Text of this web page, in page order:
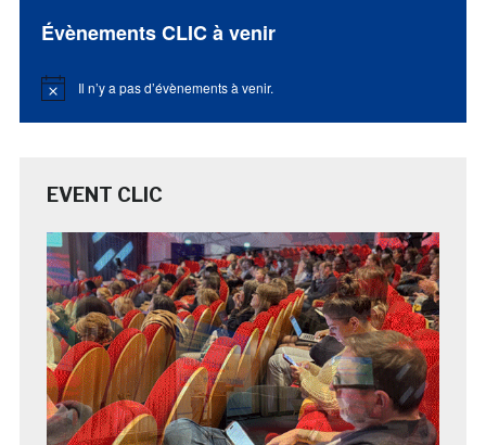
Évènements CLIC à venir
Notice Il n’y a pas d’évènements à venir.
EVENT CLIC